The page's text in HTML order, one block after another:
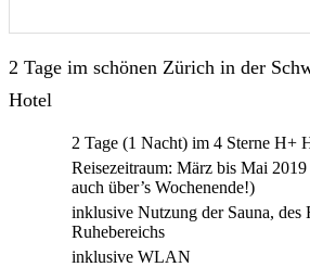
2 Tage im schönen Zürich in der
Hotel
2 Tage (1 Nacht) im 4 Sterne H+
Reisezeitraum: März bis Mai
auch über’s Wochenende!)
inklusive Nutzung der Sauna, des
Ruhebereichs
inklusive WLAN